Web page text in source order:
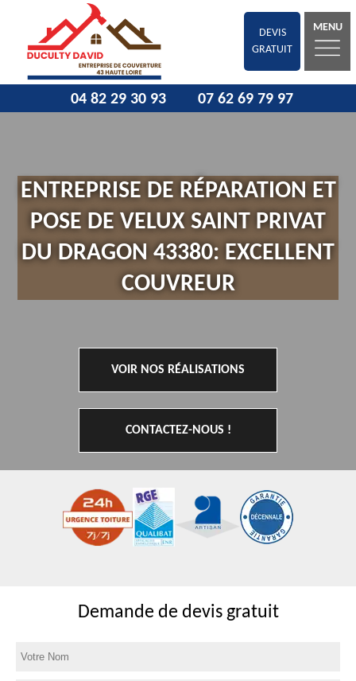
DEVIS
GRATUIT
MENU
04 82 29 30 93 07 62 69 79 97
ENTREPRISE DE RÉPARATION ET
POSE DE VELUX SAINT PRIVAT
DU DRAGON 43380: EXCELLENT
COUVREUR
VOIR NOS RÉALISATIONS
CONTACTEZ-NOUS !
Demande de devis gratuit